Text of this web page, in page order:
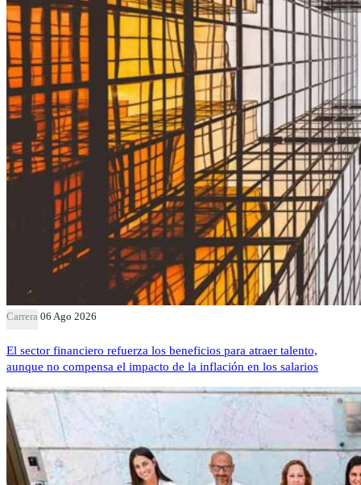
Carrera 06 Ago 2026
El sector financiero refuerza los beneficios para atraer talento,
aunque no compensa el impacto de la inflación en los salarios